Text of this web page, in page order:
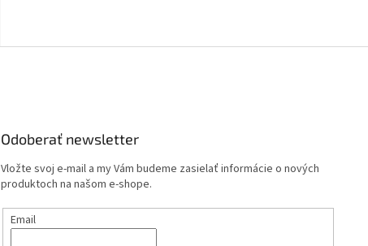
v
Odoberať newsletter
Vložte svoj e-mail a my Vám budeme zasielať informácie o nových
produktoch na našom e-shope.
Email